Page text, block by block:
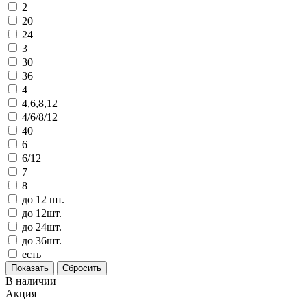
2
20
24
3
30
36
4
4,6,8,12
4/6/8/12
40
6
6/12
7
8
до 12 шт.
до 12шт.
до 24шт.
до 36шт.
есть
В наличии
Акция